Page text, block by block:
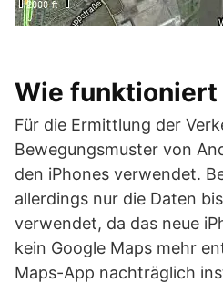
Wie funktioniert
Für die Ermittlung der
Bewegungsmuster von
den iPhones verwendet.
allerdings nur die Daten
verwendet, da das neue
kein Google Maps mehr
Maps-App nachträglich